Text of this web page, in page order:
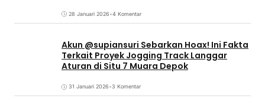
28 Januari 2026•4 Komentar
Akun @supiansuri Sebarkan Hoax! Ini Fakta
Terkait Proyek Jogging Track Langgar
Aturan di Situ 7 Muara Depok
31 Januari 2026•3 Komentar